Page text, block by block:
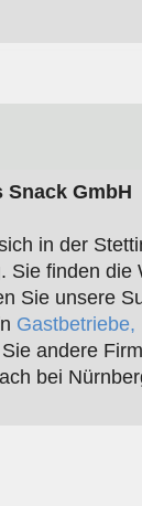
Snack GmbH
in der
Sie finden die
Sie unsere
andere
bei